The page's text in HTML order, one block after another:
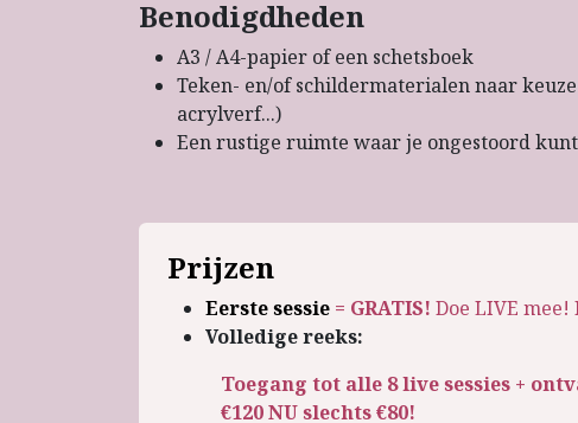
Benodigdheden
A3 / A4-papier of een schetsboek
Teken- en/of schildermaterialen naar
acrylverf...)
Een rustige ruimte waar je ongestoord
Prijzen
Eerste sessie = GRATIS! Doe LIVE
Volledige reeks:
Toegang tot alle 8 live sessies +
€120NU slechts €80!